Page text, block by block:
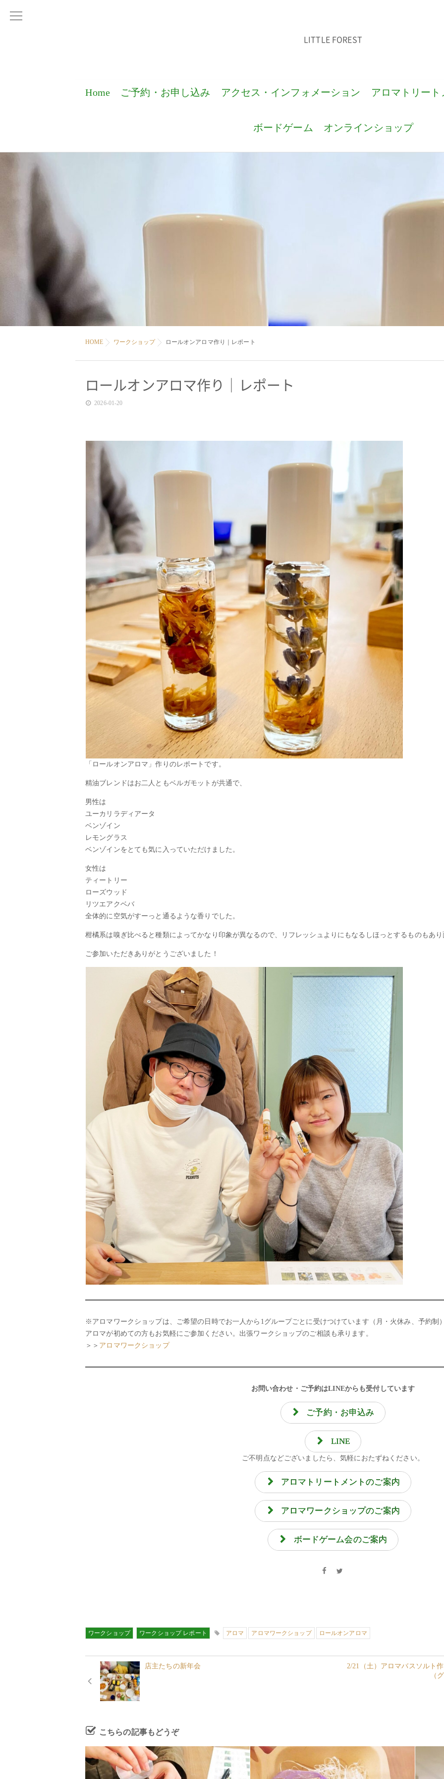
LITTLE FOREST
Home ご予約・お申し込み アクセス・インフォメーション アロマトリート
ボードゲーム オンラインショップ
HOME ワークショップ ロールオンアロマ作り｜レポート
ロールオンアロマ作り｜レポート
2026-01-20
「ロールオンアロマ」作りのレポートです。
精油ブレンドはお二人ともベルガモットが共通で、
男性は
ユーカリラディアータ
ベンゾイン
レモングラス
ベンゾインをとても気に入っていただけました。
女性は
ティートリー
ローズウッド
リツエアクベバ
全体的に空気がすーっと通るような香りでした。
柑橘系は嗅ぎ比べると種類によってかなり印象が異なるので、リフレッシュよりにもなるしほっとするものもあり
ご参加いただきありがとうございました！
※アロマワークショップは、ご希望の日時でお一人から1グループごとに受けつけています（月・火休み、予約制）
アロマが初めての方もお気軽にご参加ください。出張ワークショップのご相談も承ります。
＞＞ アロマワークショップ
お問い合わせ・ご予約はLINEからも受付しています
ご予約・お申込み
LINE
ご不明点などございましたら、気軽におたずねください。
アロマトリートメントのご案内
アロマワークショップのご案内
ボードゲーム会のご案内
ワークショップ ワークショップ レポート アロマ アロマワークショップ ロールオンアロマ
店主たちの新年会
2/21（土）アロマバスソルト
（
こちらの記事もどうぞ